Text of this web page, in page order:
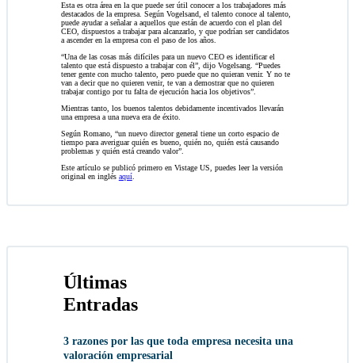
Esta es otra área en la que puede ser útil conocer a los trabajadores más
destacados de la empresa. Según Vogelsand, el talento conoce al talento,
puede ayudar a señalar a aquellos que están de acuerdo con el plan del
CEO, dispuestos a trabajar para alcanzarlo, y que podrían ser candidatos
a ascender en la empresa con el paso de los años.
“Una de las cosas más difíciles para un nuevo CEO es identificar el
talento que está dispuesto a trabajar con él”, dijo Vogelsang. “Puedes
tener gente con mucho talento, pero puede que no quieran venir. Y no te
van a decir que no quieren venir, te van a demostrar que no quieren
trabajar contigo por tu falta de ejecución hacia los objetivos”.
Mientras tanto, los buenos talentos debidamente incentivados llevarán
una empresa a una nueva era de éxito.
Según Romano, “un nuevo director general tiene un corto espacio de
tiempo para averiguar quién es bueno, quién no, quién está causando
problemas y quién está creando valor”.
Este artículo se publicó primero en Vistage US, puedes leer la versión
original en inglés aquí.
Últimas
Entradas
3 razones por las que toda empresa necesita una
valoración empresarial